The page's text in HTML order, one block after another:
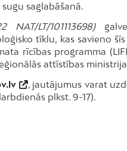
saglabāšanā.
LT/101113698)
tīklu, kas savieno
rīcības programma
attīstības
, jautājumus varat
plkst. 9-17).